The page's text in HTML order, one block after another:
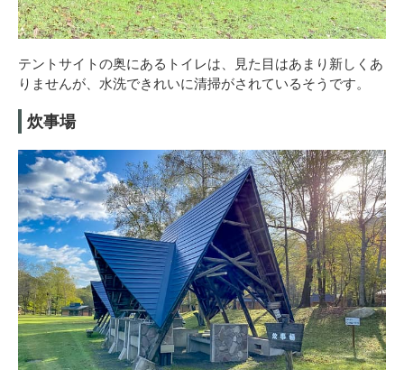
テントサイトの奥にあるトイレは、見た目はあまり新しくあ
りませんが、水洗できれいに清掃がされているそうです。
炊事場